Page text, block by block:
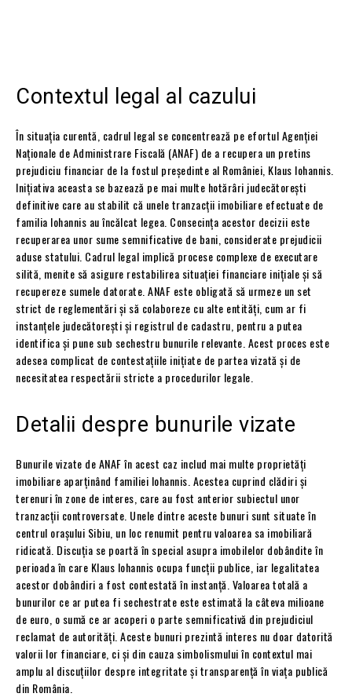
Contextul legal al cazului
În situația curentă, cadrul legal se concentrează pe efortul Agenției
Naționale de Administrare Fiscală (ANAF) de a recupera un pretins
prejudiciu financiar de la fostul președinte al României, Klaus Iohannis.
Inițiativa aceasta se bazează pe mai multe hotărâri judecătorești
definitive care au stabilit că unele tranzacții imobiliare efectuate de
familia Iohannis au încălcat legea. Consecința acestor decizii este
recuperarea unor sume semnificative de bani, considerate prejudicii
aduse statului. Cadrul legal implică procese complexe de executare
silită, menite să asigure restabilirea situației financiare inițiale și să
recupereze sumele datorate. ANAF este obligată să urmeze un set
strict de reglementări și să colaboreze cu alte entități, cum ar fi
instanțele judecătorești și registrul de cadastru, pentru a putea
identifica și pune sub sechestru bunurile relevante. Acest proces este
adesea complicat de contestațiile inițiate de partea vizată și de
necesitatea respectării stricte a procedurilor legale.
Detalii despre bunurile vizate
Bunurile vizate de ANAF în acest caz includ mai multe proprietăți
imobiliare aparținând familiei Iohannis. Acestea cuprind clădiri și
terenuri în zone de interes, care au fost anterior subiectul unor
tranzacții controversate. Unele dintre aceste bunuri sunt situate în
centrul orașului Sibiu, un loc renumit pentru valoarea sa imobiliară
ridicată. Discuția se poartă în special asupra imobilelor dobândite în
perioada în care Klaus Iohannis ocupa funcții publice, iar legalitatea
acestor dobândiri a fost contestată în instanță. Valoarea totală a
bunurilor ce ar putea fi sechestrate este estimată la câteva milioane
de euro, o sumă ce ar acoperi o parte semnificativă din prejudiciul
reclamat de autorități. Aceste bunuri prezintă interes nu doar datorită
valorii lor financiare, ci și din cauza simbolismului în contextul mai
amplu al discuțiilor despre integritate și transparență în viața publică
din România.